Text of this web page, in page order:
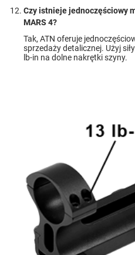
Czy istnieje jednoczęściowy
MARS 4?
Tak, ATN oferuje
sprzedaży detalicznej. Użyj
lb-in na dolne nakrętki szyny.